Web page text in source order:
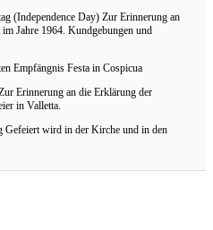
(Independence Day) Zur Erinnerung an
Jahre 1964. Kundgebungen und
Empfängnis Festa in Cospicua
Erinnerung an die Erklärung der
in Valletta.
Gefeiert wird in der Kirche und in den